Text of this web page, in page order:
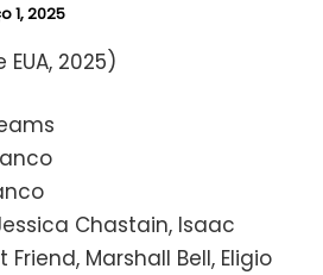
1, 2025
2025)
Chastain, Isaac
Friend, Marshall Bell, Eligio